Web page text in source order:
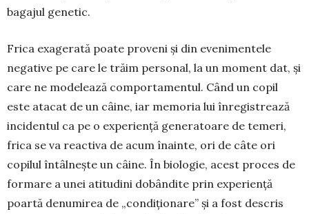
bagajul genetic.
Frica exagerată poate proveni și din evenimen­tele
negative pe care le trăim personal, la un mo­ment dat, și
care ne modelează comportamentul. Când un copil
este atacat de un câine, iar memoria lui înregistrează
incidentul ca pe o experiență ge­ne­ratoare de temeri,
frica se va reactiva de acum înainte, ori de câte ori
copilul întâlnește un câine. În biologie, acest proces de
formare a unei atitu­dini dobândite prin experiență
poartă denumirea de „condiționare” și a fost descris